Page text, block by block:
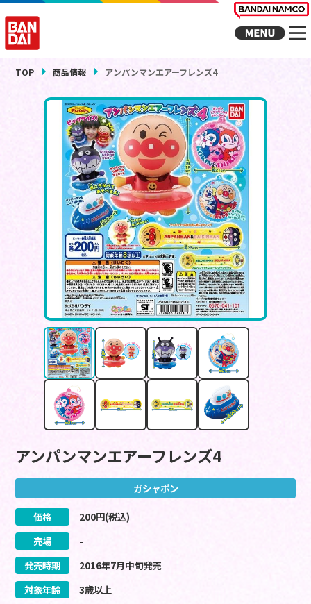
TOP 商品情報 アンパンマンエアーフレンズ4
アンパンマンエアーフレンズ4
ガシャポン
価格 200円(税込)
売場
-
発売時期
2016年7月中旬発売
対象年齢
3歳以上